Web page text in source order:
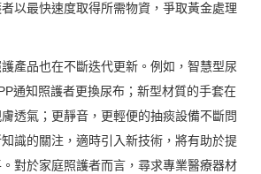
以最快速度取得所需物資，爭取黃金處理
產品也在不斷迭代更新。例如，智慧型尿
通知照護者更換尿布；新型材質的手套在
透氣；更靜音，更輕便的抽痰設備不斷問
識的關注，適時引入新技術，將有助於提
對於家庭照護者而言，尋求專業醫療器材